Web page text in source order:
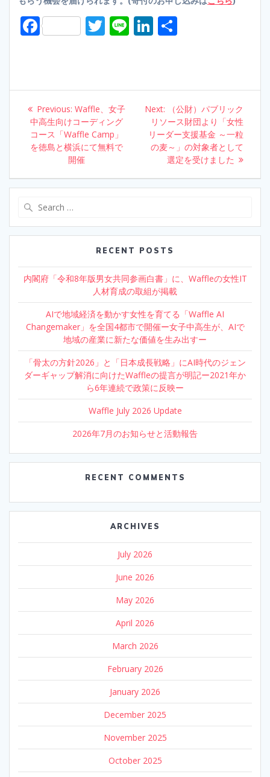
F
b
o
o
k
T
er
Li Li
e
dI
n
e
Post
navigation
Previous: Previous
post:
Waffle、女子
中高生向けコーディング
コース「Waffle Camp」
を徳島と横浜にて無料で
開催
Next:
Next
post:
（公財）パブリック
リソース財団より「女性
リーダー支援基金 ～一粒
の麦～」の対象者として
選定を受けました
RECENT POSTS
内閣府「令和8年版男女共同参画白書」に、Waffleの女性IT
人材育成の取組が掲載
AIで地域経済を動かす女性を育てる「Waffle AI
Changemaker」を全国4都市で開催ー女子中高生が、AIで
地域の産業に新たな価値を生み出すー
「骨太の方針2026」と「日本成長戦略」にAI時代のジェン
ダーギャップ解消に向けたWaffleの提言が明記ー2021年か
ら6年連続で政策に反映ー
Waffle July 2026 Update
2026年7月のお知らせと活動報告
RECENT COMMENTS
ARCHIVES
July 2026
June 2026
May 2026
April 2026
March 2026
February 2026
January 2026
December 2025
November 2025
October 2025